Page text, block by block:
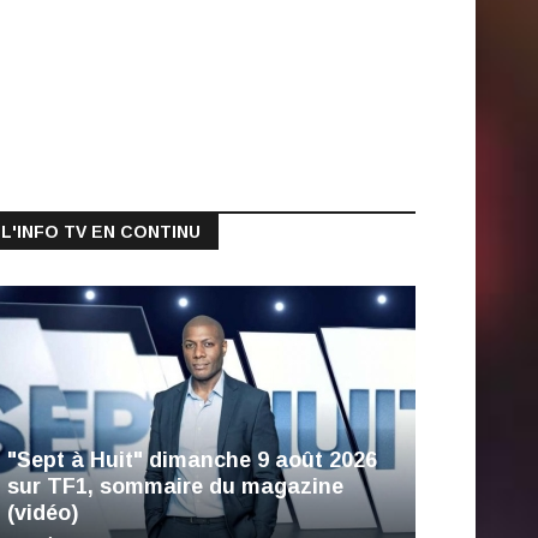
L'INFO TV EN CONTINU
"Sept à Huit" dimanche 9 août 2026
sur TF1, sommaire du magazine
(vidéo)